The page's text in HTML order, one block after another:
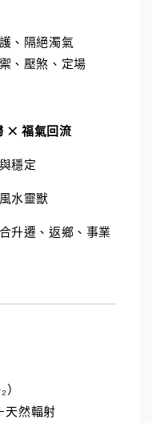
、隔絕濁氣
、壓煞、定場
× 福氣回流
穩定
水靈獸
升遷、返鄉、事業
天然輻射